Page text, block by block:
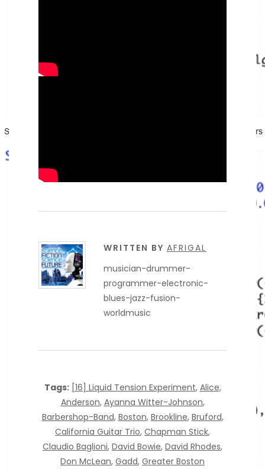
WRITTEN BY AFRIGAL
musician-drummer-
programmer-electronic-
blues-jazz-fusion-
worldmusic
Tags: [16] Liquid Tension Experiment, Alice,
Anderson, Ayanna Witter-Johnson,
Barbershop-Band, Boston, Brookline, Bruford,
California Guitar Trio, Chapman Stick,
Claudio Baglioni, David Bowie, David Rhodes,
Don McLean, Gadd, Greater Boston